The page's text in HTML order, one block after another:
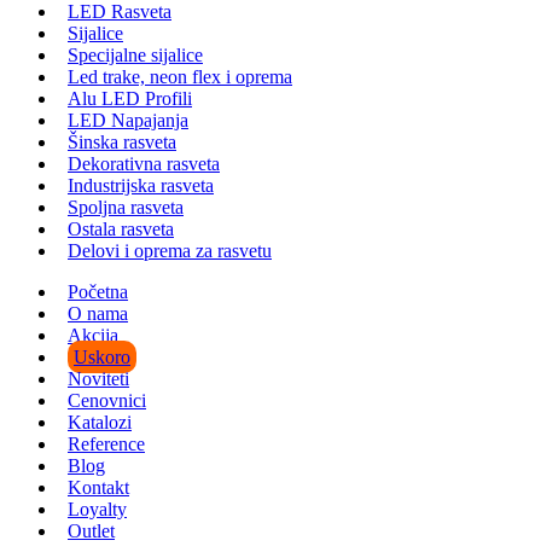
LED Rasveta
Sijalice
Specijalne sijalice
Led trake, neon flex i oprema
Alu LED Profili
LED Napajanja
Šinska rasveta
Dekorativna rasveta
Industrijska rasveta
Spoljna rasveta
Ostala rasveta
Delovi i oprema za rasvetu
Početna
O nama
Akcija
Uskoro
Noviteti
Cenovnici
Katalozi
Reference
Blog
Kontakt
Loyalty
Outlet